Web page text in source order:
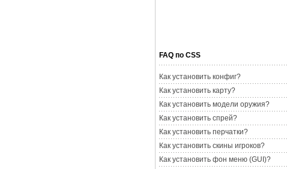
FAQ по CSS
Как установить конфиг?
Как установить карту?
Как установить модели оружия?
Как установить спрей?
Как установить перчатки?
Как установить скины игроков?
Как установить фон меню (GUI)?